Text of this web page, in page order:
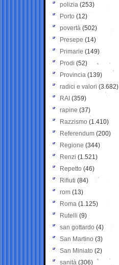
polizia (253)
Porto (12)
povertà (502)
Presepe (14)
Primarie (149)
Prodi (52)
Provincia (139)
radici e valori (3.682)
RAI (359)
rapine (37)
Razzismo (1.410)
Referendum (200)
Regione (344)
Renzi (1.521)
Repetto (46)
Rifiuti (84)
rom (13)
Roma (1.125)
Rutelli (9)
san gottardo (4)
San Martino (3)
San Miniato (2)
sanità (306)